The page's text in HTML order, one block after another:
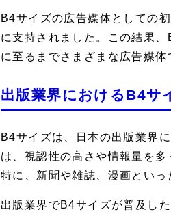
B4サイズの広告媒体としての
に支持されました。この結果
に至るまでさまざまな広告媒体
出版業界におけるB4サ
B4サイズは、日本の出版業界
は、視認性の高さや情報量を
特に、新聞や雑誌、漫画とい
出版業界でB4サイズが普及した